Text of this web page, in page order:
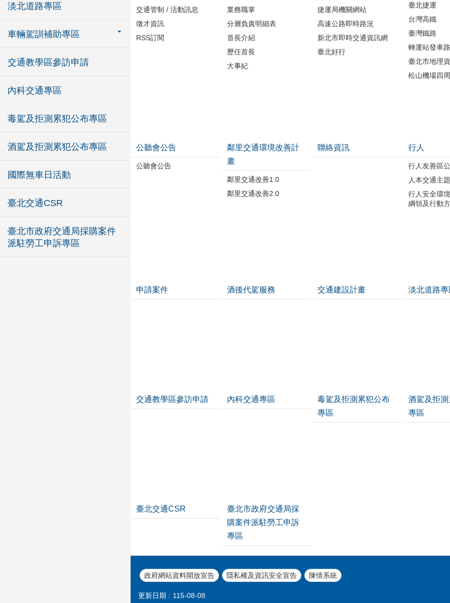
淡北道路專區
車輛駕訓補助專區
交通教學區參訪申請
內科交通專區
毒駕及拒測累犯公布專區
酒駕及拒測累犯公布專區
國際無車日活動
臺北交通CSR
臺北市政府交通局採購案件
派駐勞工申訴專區
交通管制 / 活動訊息
徵才資訊
RSS訂閱
業務職掌
分層負責明細表
首長介紹
歷任首長
大事紀
捷運局機關網站
高速公路即時路況
新北市即時交通資訊網
臺北好行
臺北捷運
台灣高鐵
臺灣鐵路
轉運站發車
臺北市地理
松山機場四
公聽會公告
公聽會公告
鄰里交通環境改善計
畫
鄰里交通改善1.0
鄰里交通改善2.0
聯絡資訊 行人
行人友善區
人本交通主
行人安全環
綱領及行動
申請案件 酒後代駕服務 交通建設計畫 淡北道路專
交通教學區參訪申請 內科交通專區
毒駕及拒測累犯公布
專區
酒駕及拒
專區
臺北交通CSR
臺北市政府交通局採
購案件派駐勞工申訴
專區
政府網站資料開放宣告 隱私權及資訊安全宣告 陳情系統
更新日期 115-08-08